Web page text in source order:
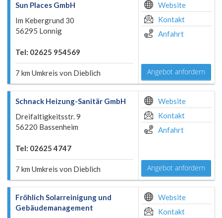
Sun Places GmbH
Im Kebergrund 30
56295 Lonnig
Tel: 02625 954569
7 km Umkreis von Dieblich
Website
Kontakt
Anfahrt
Angebot anfordern
Schnack Heizung-Sanitär GmbH
Dreifaltigkeitsstr. 9
56220 Bassenheim
Tel: 02625 4747
7 km Umkreis von Dieblich
Website
Kontakt
Anfahrt
Angebot anfordern
Fröhlich Solarreinigung und
Gebäudemanagement
Website
Kontakt